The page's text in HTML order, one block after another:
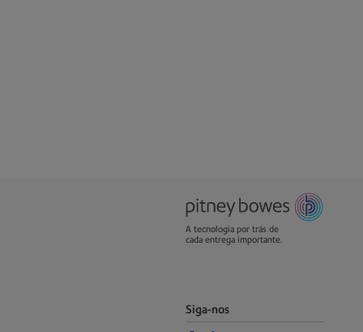
A tecnologia por trás de
cada entrega importante.
Siga-nos